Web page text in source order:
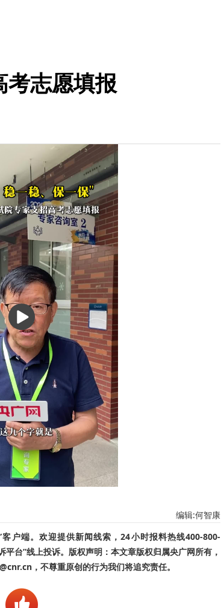
考志愿填报
播
放
编辑:何智康
户端。欢迎提供新闻线索，24小时报料热线400-800-
台”线上投诉。版权声明：本文章版权归属央广网所有，
，不尊重原创的行为我们将追究责任。